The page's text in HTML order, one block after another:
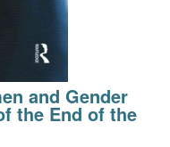
and Gender
the End of the